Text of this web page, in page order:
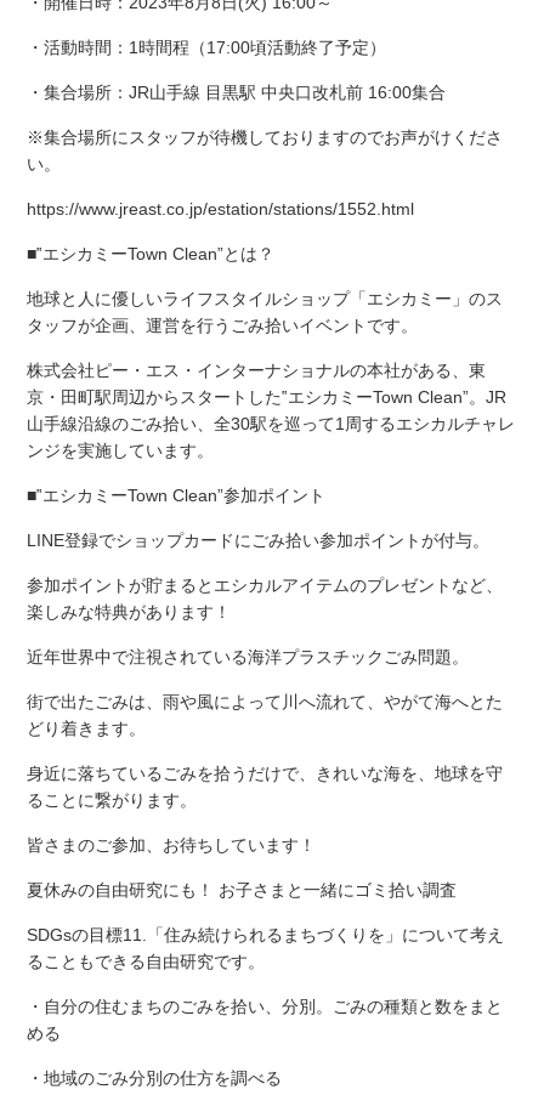
・活動時間：1時間程（17:00頃活動終了予定）
・集合場所：JR山手線 目黒駅 中央口改札前 16:00集合
※集合場所にスタッフが待機しておりますのでお声がけくださ
い。
https://www.jreast.co.jp/estation/stations/1552.html
■‟エシカミーTown Clean”とは？
地球と人に優しいライフスタイルショップ「エシカミー」のス
タッフが企画、運営を行うごみ拾いイベントです。
株式会社ピー・エス・インターナショナルの本社がある、東
京・田町駅周辺からスタートした‟エシカミーTown Clean”。JR
山手線沿線のごみ拾い、全30駅を巡って1周するエシカルチャレ
ンジを実施しています。
■‟エシカミーTown Clean”参加ポイント
LINE登録でショップカードにごみ拾い参加ポイントが付与。
参加ポイントが貯まるとエシカルアイテムのプレゼントなど、
楽しみな特典があります！
近年世界中で注視されている海洋プラスチックごみ問題。
街で出たごみは、雨や風によって川へ流れて、やがて海へとた
どり着きます。
身近に落ちているごみを拾うだけで、きれいな海を、地球を守
ることに繋がります。
皆さまのご参加、お待ちしています！
夏休みの自由研究にも！ お子さまと一緒にゴミ拾い調査
SDGsの目標11.「住み続けられるまちづくりを」について考え
ることもできる自由研究です。
・自分の住むまちのごみを拾い、分別。ごみの種類と数をまと
める
・地域のごみ分別の仕方を調べる